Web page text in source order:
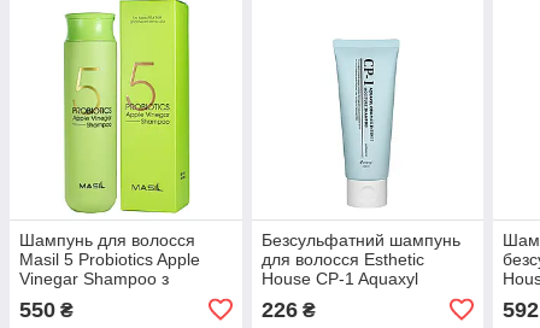
Шампунь для волосся
Masil 5 Probiotics Apple
Vinegar Shampoo з
550 ₴
Безсульфатний шампунь
для волосся Esthetic
House CP-1 Aquaxyl
Complex Intense Moisture
Shampoo, 100 мл
226₴ 592